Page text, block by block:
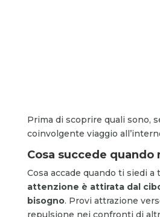
Prima di scoprire quali sono,
coinvolgente viaggio
Cosa succede quando
Cosa accade quando ti siedi a
attenzione è attirata dal
bisogno. Provi attrazione
repulsione nei confronti di